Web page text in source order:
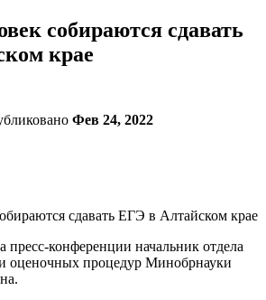
собираются сдавать
крае
Фев 24, 2022
пресс-конференции начальник отдела
оценочных процедур Минобрнауки